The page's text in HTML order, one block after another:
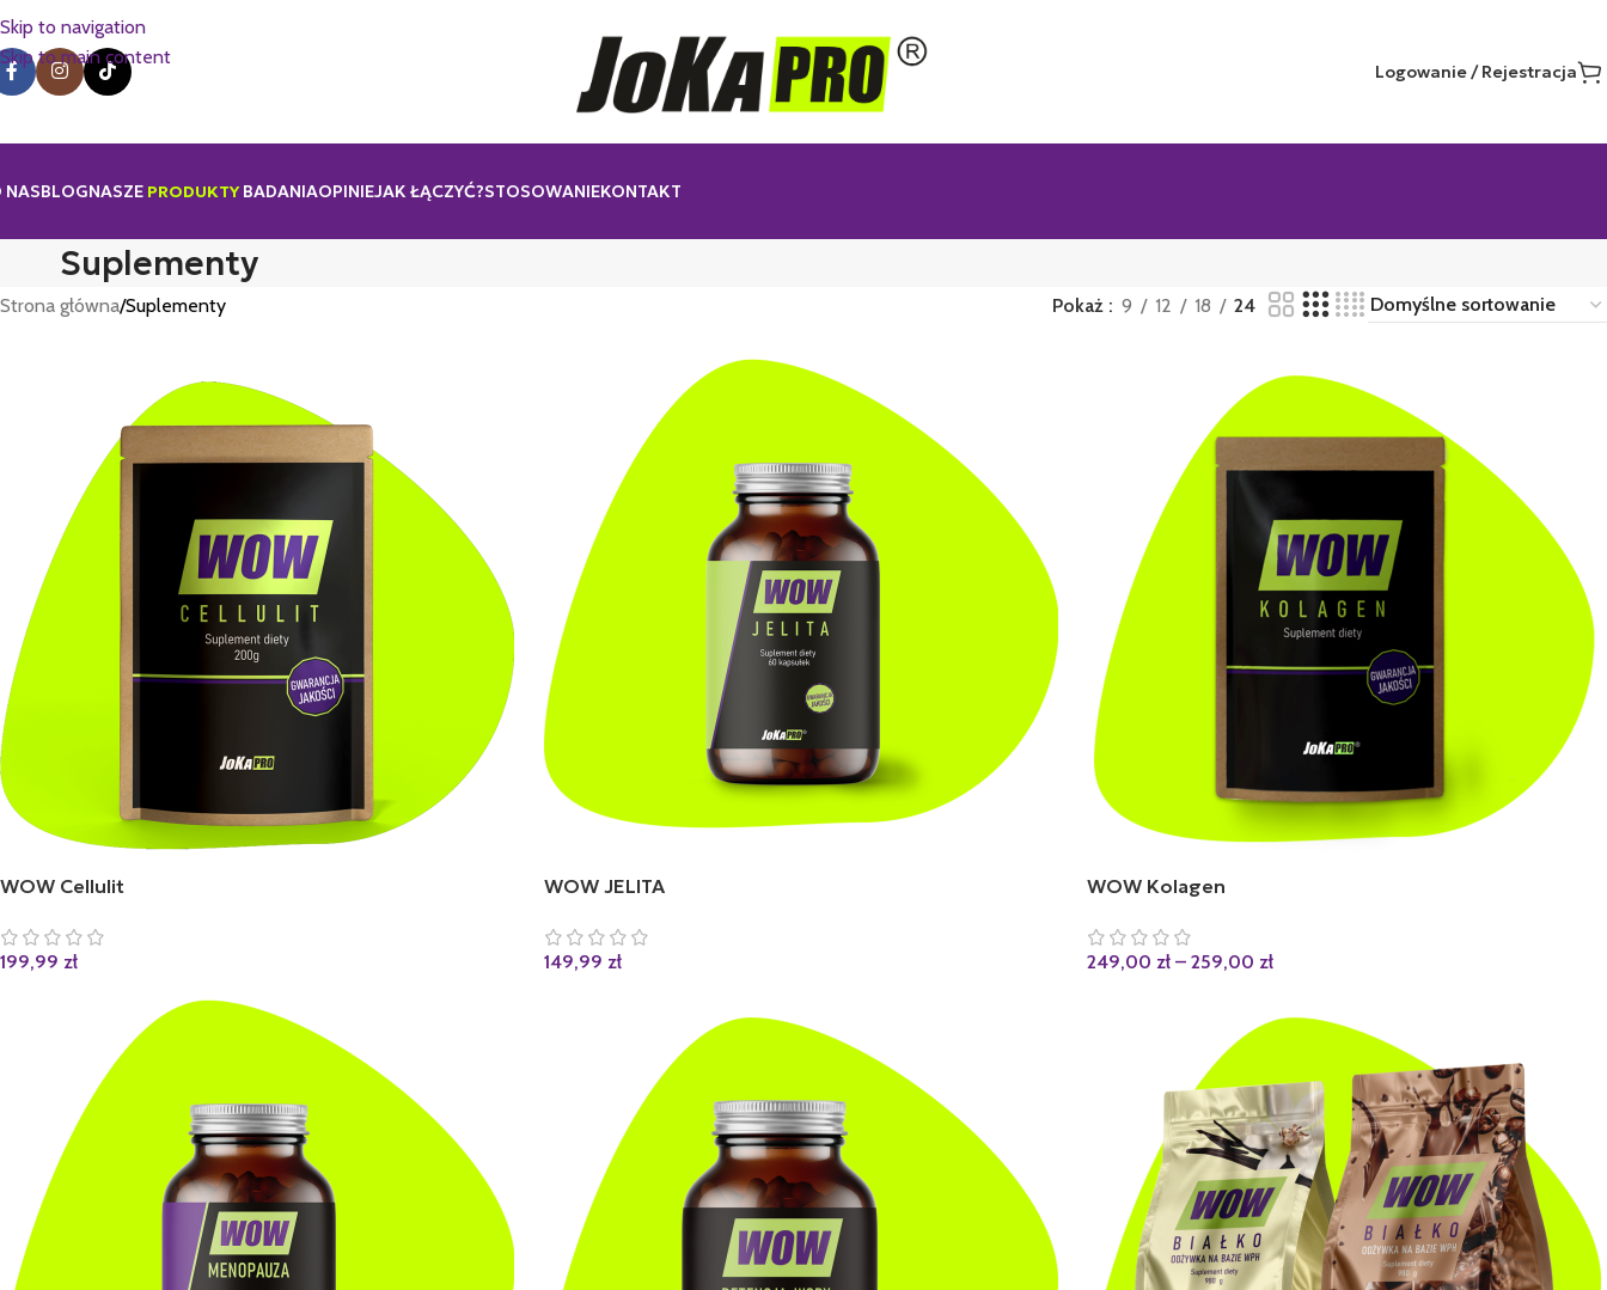
Skip to navigation
Skip to main content
Logowanie / Rejestracja
NASBLOGNASZE PRODUKTY BADANIAOPINIEJAK ŁĄCZYĆ?STOSOWANIEKONTAKT
Suplementy
Strona główna Suplementy Pokaż 9 12 18 24
WOW Cellulit
199,99 zł
WOW JELITA
149,99 zł
WOW Kolagen
249,00 zł – 259,00 zł